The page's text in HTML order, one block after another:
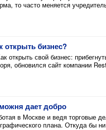
то часто меняется
открыть бизнес?
открыть свой бизнес:
обновился сайт компании
дает добро
в Москве и ведя торговые
плана. Откуда бы